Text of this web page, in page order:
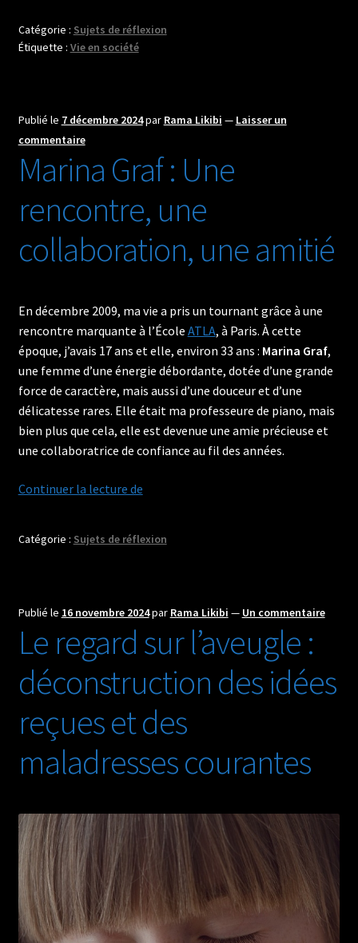
pression
du
une
sur
notre
société
Catégorie : Sujets de réflexion
Étiquette : Vie en société
Publié le 7 décembre 2024par Rama Likibi — Laisser un
commentaire
Marina Graf : Une
rencontre, une
collaboration, une amitié
En décembre 2009, ma vie a pris un tournant grâce à une
rencontre marquante à l’École ATLA, à Paris. À cette
époque, j’avais 17 ans et elle, environ 33 ans : Marina Graf,
une femme d’une énergie débordante, dotée d’une grande
force de caractère, mais aussi d’une douceur et d’une
délicatesse rares. Elle était ma professeure de piano, mais
bien plus que cela, elle est devenue une amie précieuse et
une collaboratrice de confiance au fil des années.
Continuer la lecture deMarina
Une
collaboration,
amitié
Catégorie : Sujets de réflexion
Publié le 16 novembre 2024par Rama Likibi — Un commentaire
Le regard sur l’aveugle :
déconstruction des idées
reçues et des
maladresses courantes